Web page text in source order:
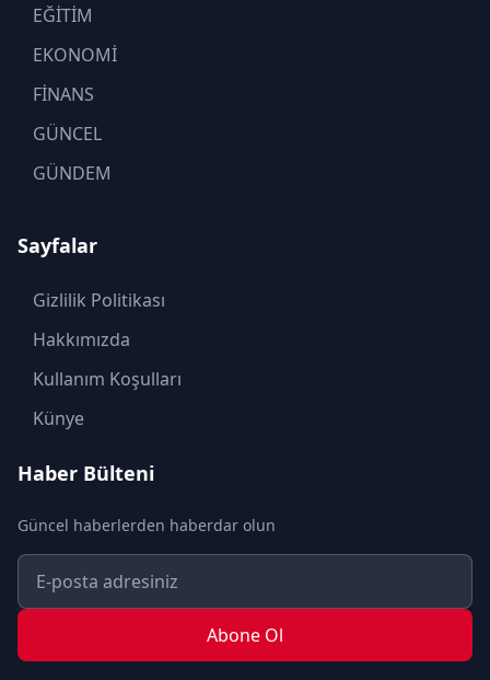
EĞİTİM
EKONOMİ
FİNANS
GÜNCEL
GÜNDEM
KÜLTÜR SANAT
MAGAZİN
MODA
OTOMOBİL
POLİTİKA
SON DAKİKA
SPOR
TURİZM
Sayfalar
Gizlilik Politikası
Hakkımızda
Kullanım Koşulları
Künye
Haber Bülteni
Güncel haberlerden haberdar olun
Abone Ol